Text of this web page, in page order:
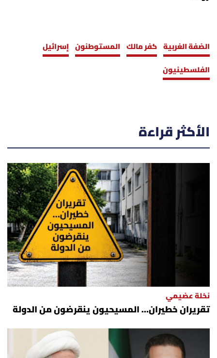
الضفة الغربية كفر مالك المستوطنون إسرائيل
الفلسطينيون
الأكثر قراءة
نخلة عضيمي
تقريران خطيران… المسيحيون ينقرضون من الدولة